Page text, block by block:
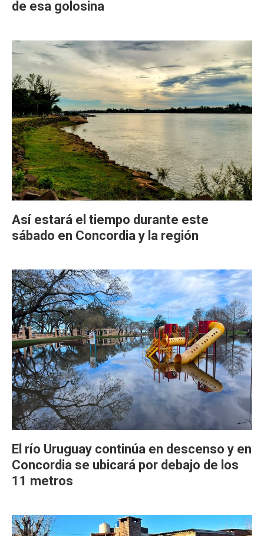
de esa golosina
Así estará el tiempo durante este
sábado en Concordia y la región
El río Uruguay continúa en descenso y en
Concordia se ubicará por debajo de los
11 metros